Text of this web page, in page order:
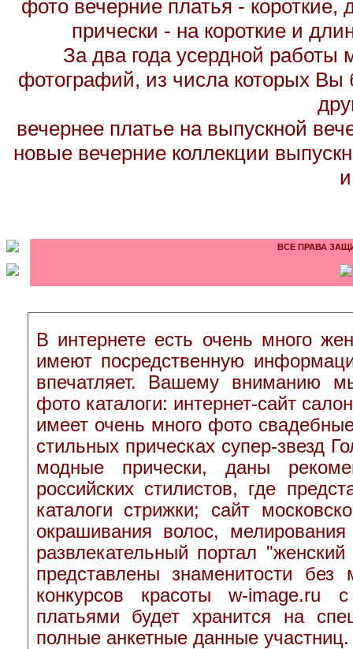
фото вечерние платья -
прически - на короткие и
За два года усердной
фотографий, из числа которых Вы
вечернее платье на выпускной
новые вечерние коллекции
ВСЕ ПРАВА
В интернете есть очень много
имеют посредственную
впечатляет. Вашему вниманию
фото каталоги: интернет-сайт
имеет очень много фото
стильных прическах супер-звезд
модные прически, даны
российских стилистов, где
каталоги стрижки; сайт
окрашивания волос,
развлекательный портал
представлены знаменитости
конкурсов красоты w-image.ru
платьями будет хранится на
полные анкетные данные